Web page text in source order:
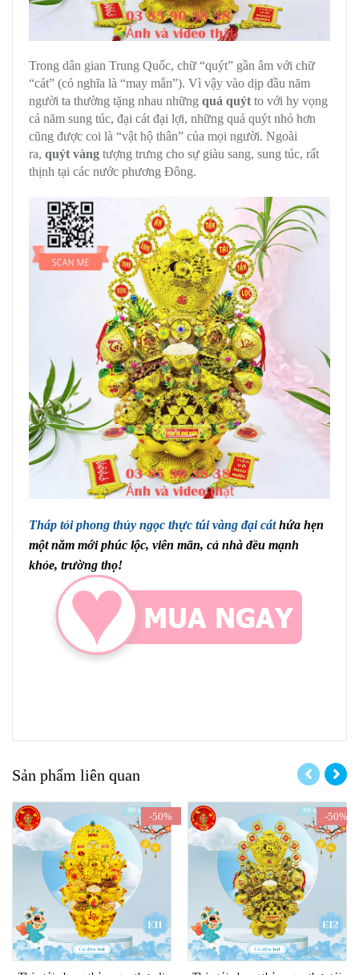
Trong dân gian Trung Quốc, chữ “quýt” gần âm với chữ
“cát” (có nghĩa là “may mắn”). Vì vậy vào dịp đầu năm
người ta thường tặng nhau những quả quýt to với hy vọng
cả năm sung túc, đại cát đại lợi, những quả quýt nhỏ hơn
cũng được coi là “vật hộ thân” của mọi người. Ngoài
ra, quýt vàng tượng trưng cho sự giàu sang, sung túc, rất
thịnh tại các nước phương Đông.
Tháp tỏi phong thủy ngọc thực túi vàng đại cáthứa hẹn
một năm mới phúc lộc, viên mãn, cả nhà đều mạnh
khỏe, trường thọ!
Sản phẩm liên quan
-50% -50%